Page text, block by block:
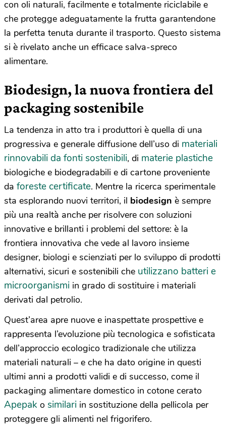
con oli naturali, facilmente e totalmente riciclabile e
che protegge adeguatamente la frutta garantendone
la perfetta tenuta durante il trasporto. Questo sistema
si è rivelato anche un efficace salva-spreco
alimentare.
Biodesign, la nuova frontiera del
packaging sostenibile
La tendenza in atto tra i produttori è quella di una
progressiva e generale diffusione dell’uso di materiali
rinnovabili da fonti sostenibili, di materie plastiche
biologiche e biodegradabili e di cartone proveniente
da foreste certificate. Mentre la ricerca sperimentale
sta esplorando nuovi territori, il biodesign è sempre
più una realtà anche per risolvere con soluzioni
innovative e brillanti i problemi del settore: è la
frontiera innovativa che vede al lavoro insieme
designer, biologi e scienziati per lo sviluppo di prodotti
alternativi, sicuri e sostenibili che utilizzano batteri e
microorganismi in grado di sostituire i materiali
derivati dal petrolio.
Quest’area apre nuove e inaspettate prospettive e
rappresenta l’evoluzione più tecnologica e sofisticata
dell’approccio ecologico tradizionale che utilizza
materiali naturali – e che ha dato origine in questi
ultimi anni a prodotti validi e di successo, come il
packaging alimentare domestico in cotone cerato
Apepak o similari in sostituzione della pellicola per
proteggere gli alimenti nel frigorifero.